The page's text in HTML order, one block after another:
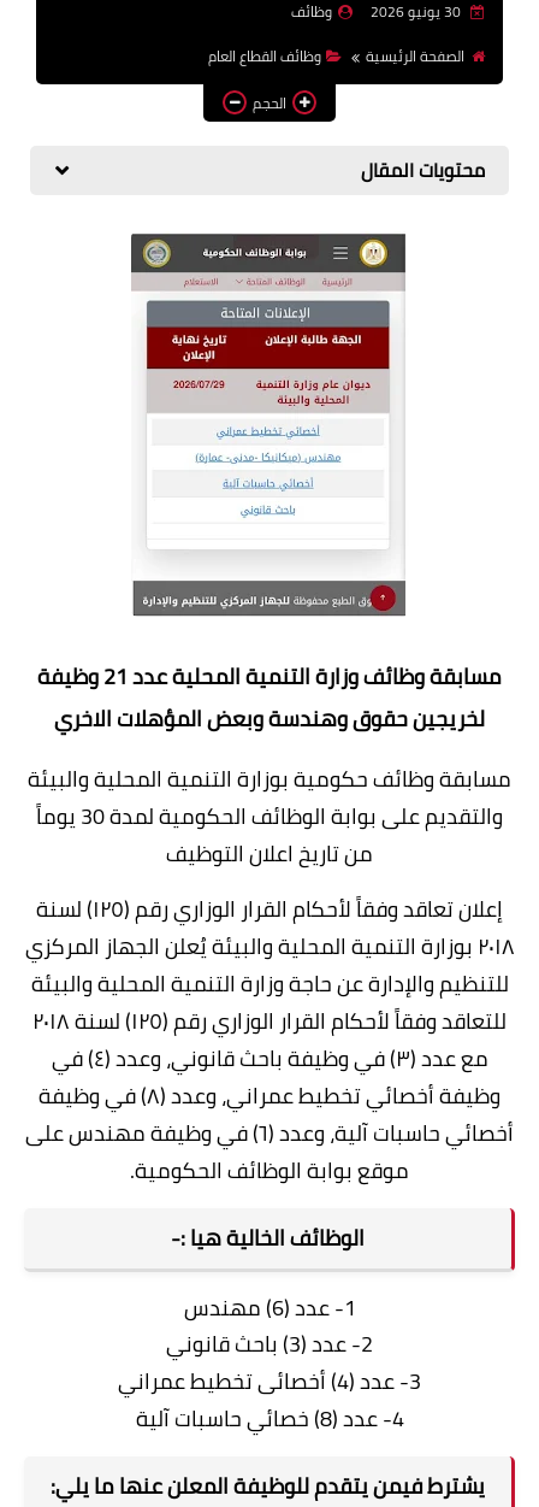
بالجامعات والمعاهد
اخبار
30 يونيو 2026
وظائف
الصفحة الرئيسية
وظائف القطاع العام
الحجم
محتويات المقال
مسابقة وظائف وزارة التنمية المحلية عدد 21 وظيفة
لخريجين حقوق وهندسة وبعض المؤهلات الاخري
مسابقة وظائف حكومية بوزارة التنمية المحلية والبيئة
والتقديم على بوابة الوظائف الحكومية لمدة 30 يوماً
من تاريخ اعلان التوظيف
إعلان تعاقد وفقاً لأحكام القرار الوزاري رقم (١٢٥) لسنة
٢٠١٨ بوزارة التنمية المحلية والبيئة يُعلن الجهاز المركزي
للتنظيم والإدارة عن حاجة وزارة التنمية المحلية والبيئة
للتعاقد وفقاً لأحكام القرار الوزاري رقم (١٢٥) لسنة ٢٠١٨
مع عدد (٣) في وظيفة باحث قانوني، وعدد (٤) في
وظيفة أخصائي تخطيط عمراني، وعدد (٨) في وظيفة
أخصائي حاسبات آلية، وعدد (٦) في وظيفة مهندس على
موقع بوابة الوظائف الحكومية.
الوظائف الخالية هيا :-
1- عدد (6) مهندس
2- عدد (3) باحث قانوني
3- عدد (4) أخصائى تخطيط عمراني
4- عدد (8) خصائي حاسبات آلية
يشترط فيمن يتقدم للوظيفة المعلن عنها ما يلي: